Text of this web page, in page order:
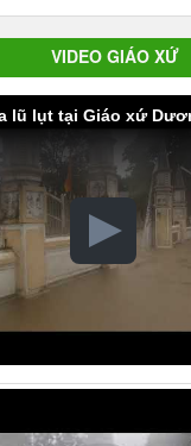
VIDEO GIÁO XỨ